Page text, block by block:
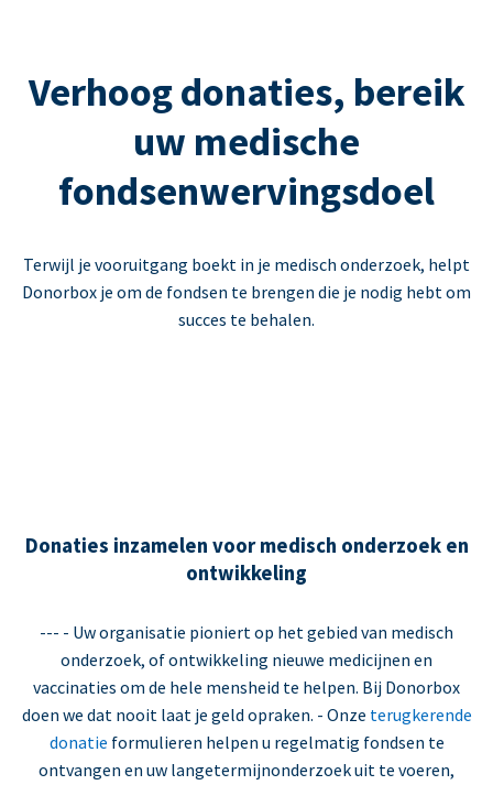
Verhoog donaties, bereik
uw medische
fondsenwervingsdoel
Terwijl je vooruitgang boekt in je medisch onderzoek, helpt
Donorbox je om de fondsen te brengen die je nodig hebt om
succes te behalen.
Donaties inzamelen voor medisch onderzoek en
ontwikkeling
--- - Uw organisatie pioniert op het gebied van medisch
onderzoek, of ontwikkeling nieuwe medicijnen en
vaccinaties om de hele mensheid te helpen. Bij Donorbox
doen we dat nooit laat je geld opraken. - Onze terugkerende
donatie formulieren helpen u regelmatig fondsen te
ontvangen en uw langetermijnonderzoek uit te voeren,